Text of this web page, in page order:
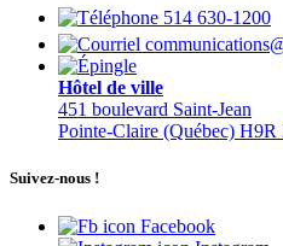
514 630-1200
Hôtel de ville
451 boulevard Saint-Jean
Pointe-Claire (Québec) H9R
Suivez-nous !
Facebook